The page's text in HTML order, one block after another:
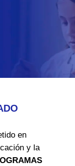
en
y la